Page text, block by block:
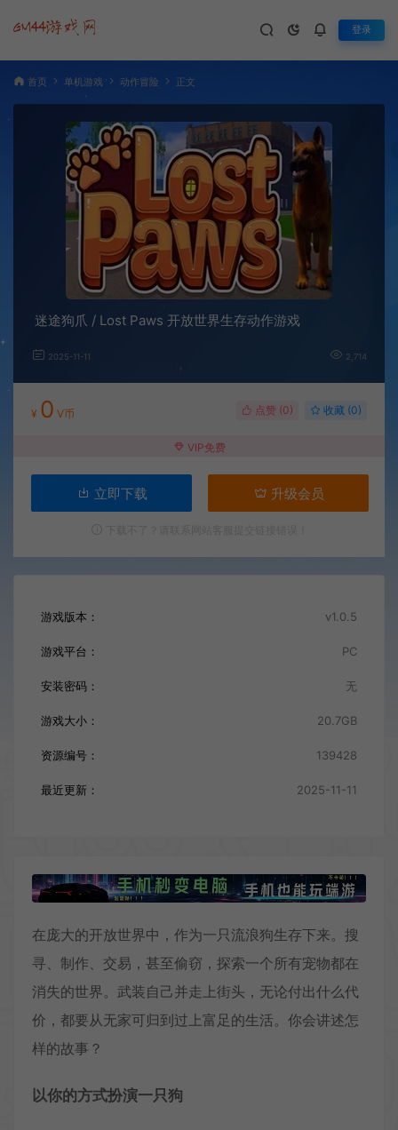
登录
首页 单机游戏 动作冒险 正文
迷途狗爪 / Lost Paws 开放世界生存动作游戏
2025-11-11 2,714
¥ 0 V币 点赞 (0) 收藏 (0)
VIP免费
立即下载 升级会员
游戏版本： v1.0.5
游戏平台： PC
安装密码： 无
游戏大小： 20.7GB
资源编号： 139428
最近更新： 2025-11-11
在庞大的开放世界中，作为一只流浪狗生存下来。搜
寻、制作、交易，甚至偷窃，探索一个所有宠物都在
消失的世界。武装自己并走上街头，无论付出什么代
价，都要从无家可归到过上富足的生活。你会讲述怎
样的故事？
以你的方式扮演一只狗